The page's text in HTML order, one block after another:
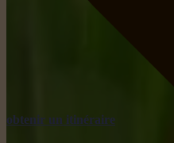
obtenir un itinéraire